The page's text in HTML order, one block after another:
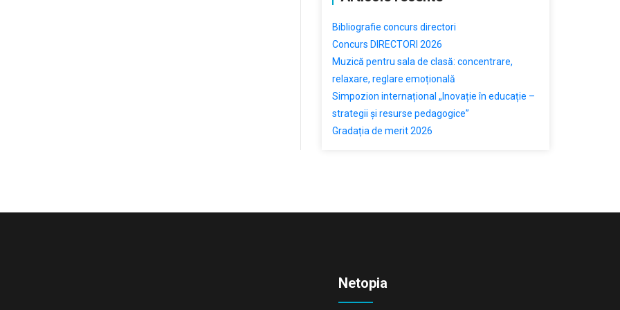
Bibliografie concurs directori
Concurs DIRECTORI 2026
Muzică pentru sala de clasă: concentrare,
relaxare, reglare emoțională
Simpozion internațional „Inovație în educație –
strategii și resurse pedagogice”
Gradația de merit 2026
Netopia